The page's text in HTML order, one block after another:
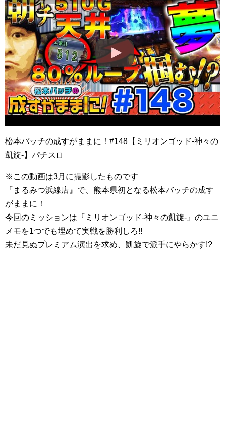
松本バッチの成すがままに！#148【ミリオンゴッド-神々の
凱旋-】パチスロ
※この動画は3月に撮影したものです
『まるみつ浜線店』で、熊本県初となる松本バッチの成す
がままに！
今回のミッションは『ミリオンゴッド-神々の凱旋-』のユニ
メモを1つでも埋めて実戦を勝利しろ!!
未だ見ぬプレミアム演出を求め、凱旋で派手にやらかす!?